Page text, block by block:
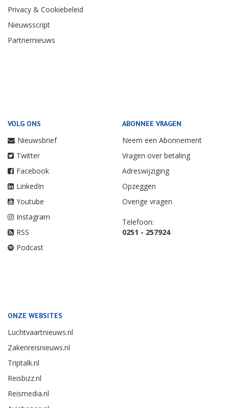
Privacy & Cookiebeleid
Nieuwsscript
Partnernieuws
VOLG ONS
Nieuwsbrief
Twitter
Facebook
LinkedIn
Youtube
Instagram
RSS
Podcast
ABONNEE VRAGEN
Neem een Abonnement
Vragen over betaling
Adreswijziging
Opzeggen
Overige vragen
Telefoon:
0251 - 257924
ONZE WEBSITES
Luchtvaartnieuws.nl
Zakenreisnieuws.nl
Triptalk.nl
Reisbizz.nl
Reismedia.nl